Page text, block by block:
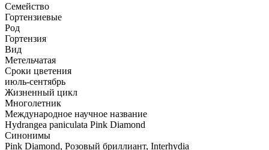
Семейство
Гортензиевые
Род
Гортензия
Вид
Метельчатая
Сроки цветения
июль-сентябрь
Жизненный цикл
Многолетник
Международное научное название
Hydrangea paniculata Pink Diamond
Синонимы
Рink Diamond, Розовый бриллиант, Interhydia